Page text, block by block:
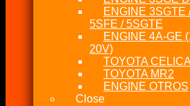
ENGINE 3SGTE
5SFE / 5SGTE
ENGINE 4A-GE
20V)
TOYOTA
TOYOTA MR2
ENGINE OTROS
Close